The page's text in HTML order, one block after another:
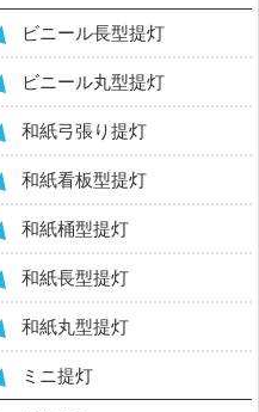
ビニール長型提灯
ビニール丸型提灯
和紙弓張り提灯
和紙看板型提灯
和紙桶型提灯
和紙長型提灯
和紙丸型提灯
ミニ提灯